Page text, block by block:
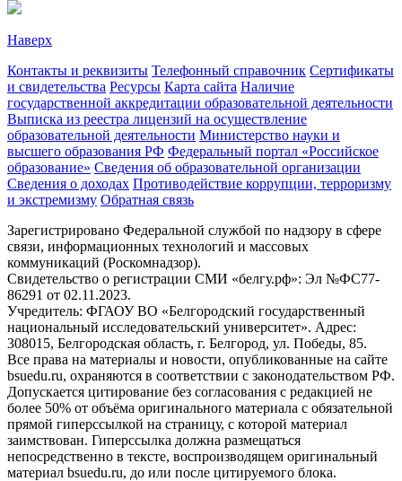
Наверх
Контакты и реквизиты Телефонный справочник Сертификаты
и свидетельства Ресурсы Карта сайта Наличие
государственной аккредитации образовательной деятельности
Выписка из реестра лицензий на осуществление
образовательной деятельности Министерствo науки и
высшего образования РФ Федеральный портал «Российское
образование» Сведения об образовательной организации
Сведения о доходах Противодействие коррупции, терроризму
и экстремизму Обратная связь
Зарегистрировано Федеральной службой по надзору в сфере
связи, информационных технологий и массовых
коммуникаций (Роскомнадзор).
Свидетельство о регистрации СМИ «белгу.рф»: Эл №ФС77-
86291 от 02.11.2023.
Учредитель: ФГАОУ ВО «Белгородский государственный
национальный исследовательский университет». Адрес:
308015, Белгородская область, г. Белгород, ул. Победы, 85.
Все права на материалы и новости, опубликованные на сайте
bsuedu.ru, охраняются в соответствии с законодательством РФ.
Допускается цитирование без согласования с редакцией не
более 50% от объёма оригинального материала с обязательной
прямой гиперссылкой на страницу, с которой материал
заимствован. Гиперссылка должна размещаться
непосредственно в тексте, воспроизводящем оригинальный
материал bsuedu.ru, до или после цитируемого блока.